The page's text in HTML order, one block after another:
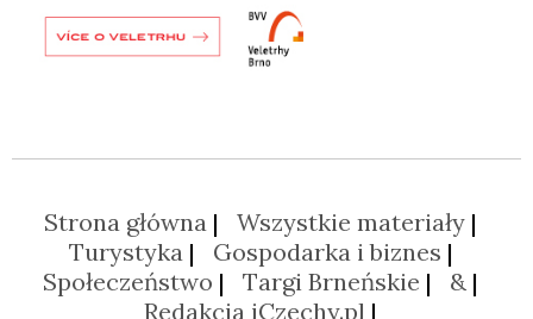
Strona główna
Wszystkie materiały
Turystyka
Gospodarka i biznes
Społeczeństwo
Targi Brneńskie
&
Redakcja iCzechy.pl